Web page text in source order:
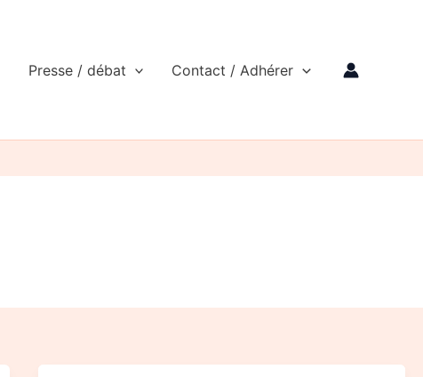
Presse / débat Contact / Adhérer